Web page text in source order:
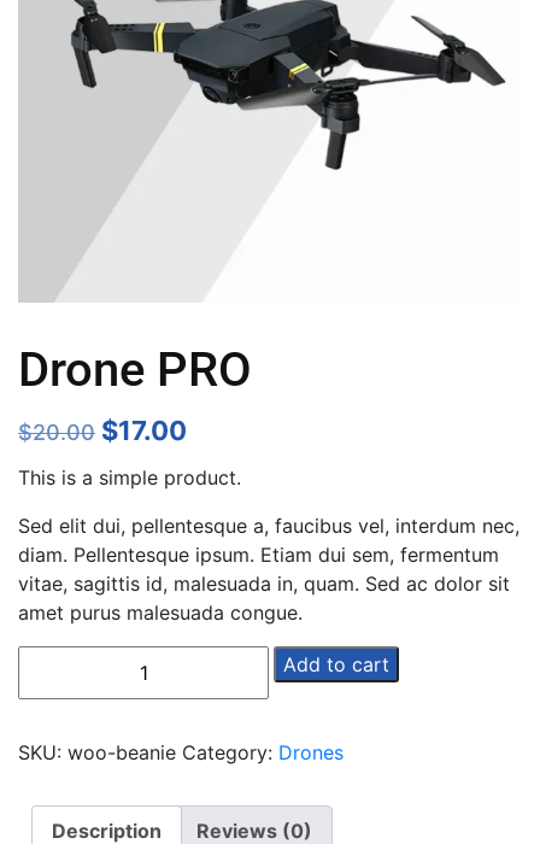
Drone PRO
$20.00 Original
was:
$20.00.
$17.00
is:
$17.00.
This is a simple product.
Sed elit dui, pellentesque a, faucibus vel, interdum nec,
diam. Pellentesque ipsum. Etiam dui sem, fermentum
vitae, sagittis id, malesuada in, quam. Sed ac dolor sit
amet purus malesuada congue.
Add to cart
SKU: woo-beanie Category: Drones
Description Reviews (0)